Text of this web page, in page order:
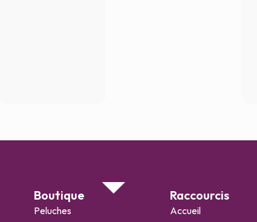
Boutique
Peluches
Raccourcis
Accueil